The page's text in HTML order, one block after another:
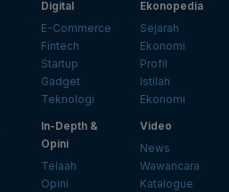
Digital
E-Commerce
Fintech
Startup
Gadget
Teknologi
Ekonopedia
Sejarah
Ekonomi
Profil
Istilah
Ekonomi
In-Depth &
Opini
Telaah
Opini
Video
News
Wawancara
Katalogue